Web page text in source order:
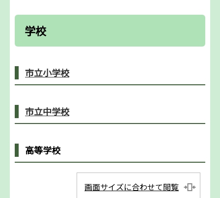
学校
市立小学校
市立中学校
高等学校
画面サイズに合わせて閲覧